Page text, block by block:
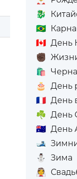
🐉
🇧🇷
🇨🇦 День
✊🏿 Жизни
🛍️
🎂
День
🇫🇷 День
☘️ День
🇦🇺 День
🎿
⛄
Зима
👰